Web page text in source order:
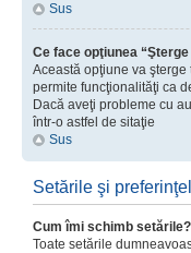
Sus
Ce face opţiunea
Această opţiune va
permite funcţionalităţi ca
Dacă aveţi probleme cu
într-o astfel de sitaţie
Sus
Setările şi
Cum îmi schimb setările?
Toate setările